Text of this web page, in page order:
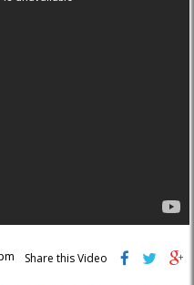
Share this Video